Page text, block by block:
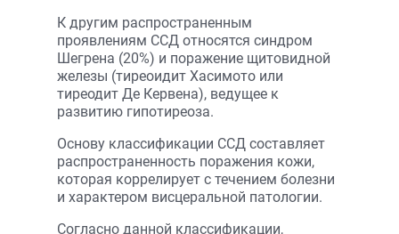
К другим распространенным
проявлениям ССД относятся синдром
Шегрена (20%) и поражение щитовидной
железы (тиреоидит Хасимото или
тиреодит Де Кервена), ведущее к
развитию гипотиреоза.
Основу классификации ССД составляет
распространенность поражения кожи,
которая коррелирует с течением болезни
и характером висцеральной патологии.
Согласно данной классификации,